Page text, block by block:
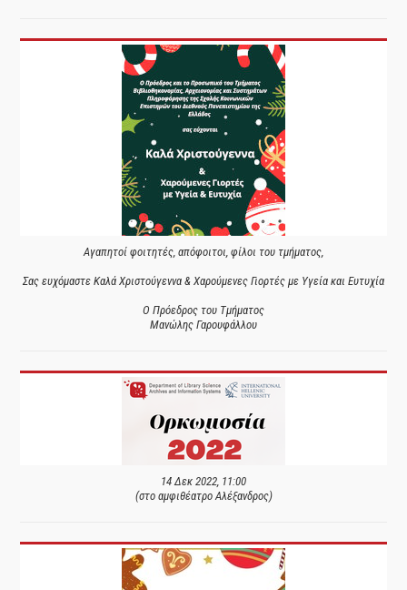
Αγαπητοί φοιτητές, απόφοιτοι, φίλοι του τμήματος,
Σας ευχόμαστε Καλά Χριστούγεννα & Χαρούμενες Γιορτές με Υγεία και Ευτυχία
Ο Πρόεδρος του Τμήματος
Μανώλης Γαρουφάλλου
14 Δεκ 2022, 11:00
(στο αμφιθέατρο Αλέξανδρος)